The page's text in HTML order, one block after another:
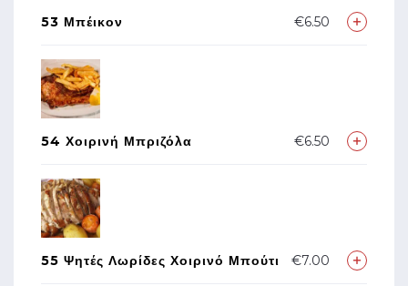
53 Μπέικον €6.50
54 Χοιρινή Μπριζόλα €6.50
55 Ψητές Λωρίδες Χοιρινό Μπούτι €7.00